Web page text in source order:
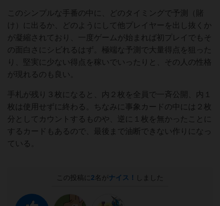
このシンプルな手番の中に、どのタイミングで予測（賭
け）に出るか、どのようにして他プレイヤーを出し抜くか
が凝縮されており、一度ゲームが始まれば初プレイでもそ
の面白さにシビれるはず。極端な予測で大量得点を狙った
り、堅実に少ない得点を稼いでいったりと、その人の性格
が現れるのも良い。
手札が残り３枚になると、内２枚を全員で一斉公開、内１
枚は使用せずに終わる。ちなみに事象カードの中には２枚
分としてカウントするものや、逆に１枚を無かったことに
するカードもあるので、最後まで油断できない作りになっ
ている。
この投稿に 2名がナイス！ しました